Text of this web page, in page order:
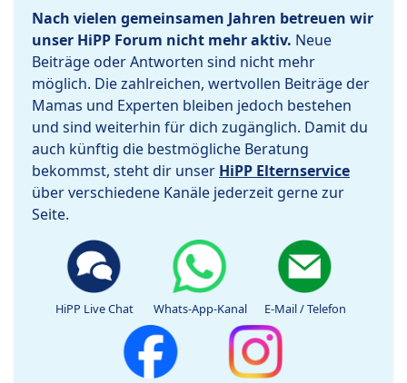
Nach vielen gemeinsamen Jahren betreuen wir
unser HiPP Forum nicht mehr aktiv. Neue
Beiträge oder Antworten sind nicht mehr
möglich. Die zahlreichen, wertvollen Beiträge der
Mamas und Experten bleiben jedoch bestehen
und sind weiterhin für dich zugänglich. Damit du
auch künftig die bestmögliche Beratung
bekommst, steht dir unser HiPP Elternservice
über verschiedene Kanäle jederzeit gerne zur
Seite.
HiPP Live Chat Whats-App-Kanal E-Mail / Telefon